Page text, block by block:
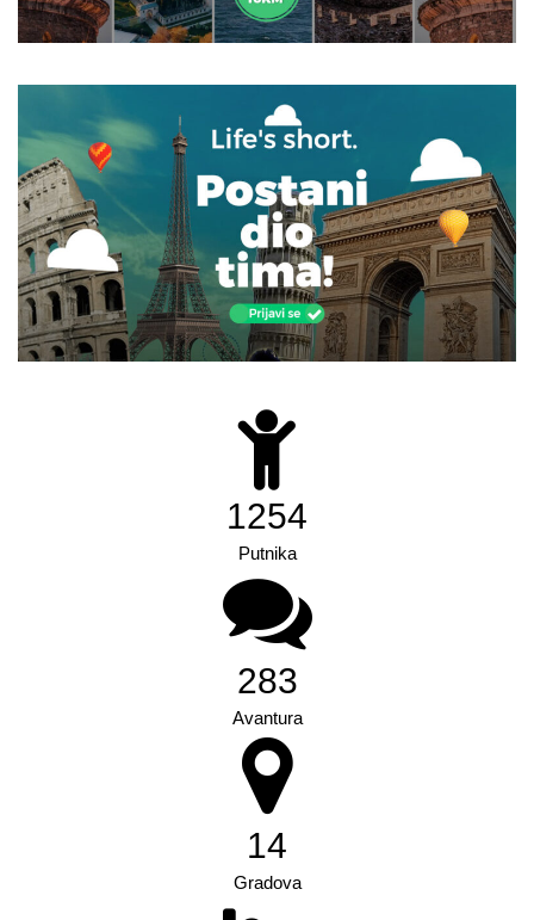
1989
Putnika
448
Avantura
23
Gradova